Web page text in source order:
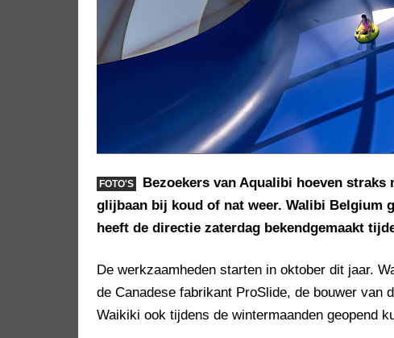
FOTO'S
Bezoekers van Aqualibi hoeven
glijbaan bij koud of nat weer. Walibi Belgium
heeft de directie zaterdag bekendgemaakt
De werkzaamheden starten in oktober dit jaar.
de Canadese fabrikant ProSlide, de bouwer van
Waikiki ook tijdens de wintermaanden geopend